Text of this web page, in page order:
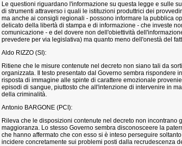
Le questioni riguardano l'informazione su questa legge e sulle
di strumenti attraverso i quali le istituzioni produttrici dei
ma anche ai consigli regionali - possono informare la pubblica
delicato della libertà di stampa e di informazione - che investe
comunicazione - e del dovere non dell'obiettività
prevedere per via legislativa) ma quanto meno dell'onestà del
Aldo RIZZO (SI):
Ritiene che le misure contenute nel decreto non siano tali da
organizzata. Il testo presentato dal Governo sembra rispondere
risposta di immagine alle spinte di carattere emozionale
episodi di sangue, piuttosto che all'intenzione di intervenire in
della criminalità.
Antonio BARGONE (PCI):
Rileva che le disposizioni contenute nel decreto non incontrano
maggioranza. Lo stesso Governo sembra disconosceere la
che hanno affermato che con esso si è inteso perseguire
incidere concretamente sui problemi posti dalla recrudescenza